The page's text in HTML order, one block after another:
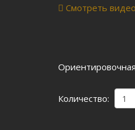
Смотреть видео
Количество: